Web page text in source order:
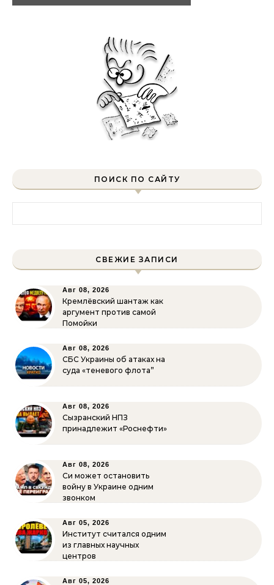
ПОИСК ПО САЙТУ
СВЕЖИЕ ЗАПИСИ
Авг 08, 2026
Кремлёвский шантаж как
аргумент против самой
Помойки
Авг 08, 2026
СБС Украины об атаках на
суда «теневого флота”
Авг 08, 2026
Сызранский НПЗ
принадлежит «Роснефти»
Авг 08, 2026
Си может остановить
войну в Украине одним
звонком
Авг 05, 2026
Институт считался одним
из главных научных
центров
Авг 05, 2026